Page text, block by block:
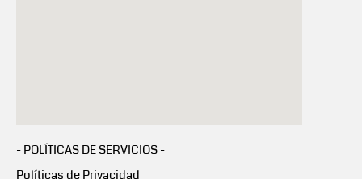
- POLÍTICAS DE SERVICIOS -
Políticas de Privacidad